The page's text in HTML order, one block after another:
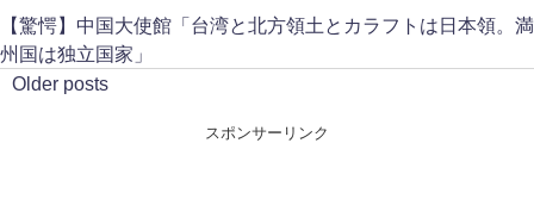
【驚愕】中国大使館「台湾と北方領土とカラフトは日本領。満
州国は独立国家」
Older posts
スポンサーリンク